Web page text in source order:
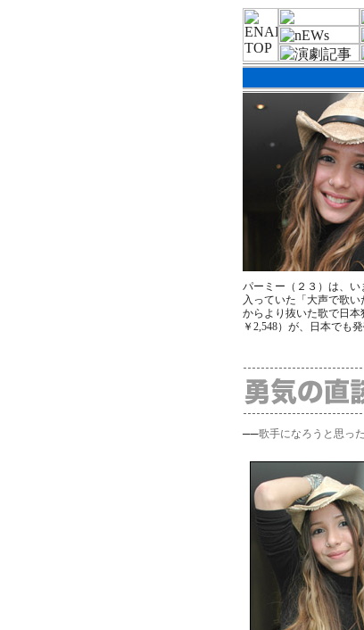
パーミー（２３）は、
入っていた「大声で歌
からより抜いた歌で日
￥2,548）が、日本でも
──歌手になろうと思っ